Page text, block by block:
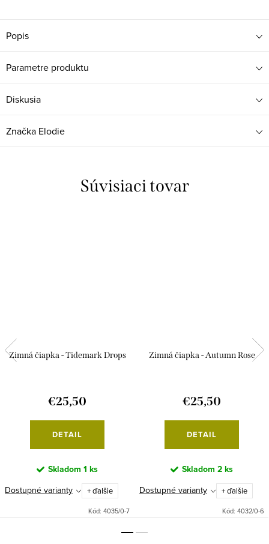
Popis
Parametre produktu
Diskusia
Značka Elodie
Súvisiaci tovar
Zimná čiapka - Tidemark Drops
€25,50
DETAIL
Skladom 1 ks
Dostupné varianty
+ ďalšie
Kód: 4035/0-7
Zimná čiapka - Autumn Rose
€25,50
DETAIL
Skladom 2 ks
Dostupné varianty
+ ďalšie
Kód: 4032/0-6